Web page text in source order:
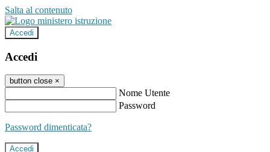
Salta al contenuto
Accedi
Accedi
button close ×
Nome Utente
Password
Password dimenticata?